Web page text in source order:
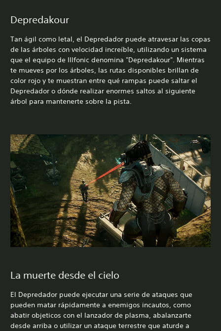
Depredakour
Tan ágil como letal, el Depredador puede atravesar las copas
de las árboles con velocidad increíble, utilizando un sistema
que el equipo de Illfonic denomina "Depredakour". Mientras
te mueves por los árboles, las rutas disponibles brillan de
color rojo y te muestran entre qué rampas puede saltar el
Depredador o dónde realizar enormes saltos al siguiente
árbol para mantenerte sobre la pista.
La muerte desde el cielo
El Depredador puede ejecutar una serie de ataques que
pueden matar rápidamente a enemigos incautos, como
abatir objeticos con el lanzador de plasma, abalanzarte
desde arriba o utilizar un ataque terrestre que aturde a